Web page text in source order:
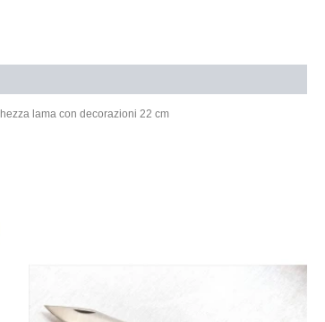
lama con decorazioni 22 cm